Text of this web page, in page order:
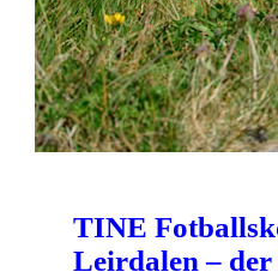
TINE
Leirdalen –